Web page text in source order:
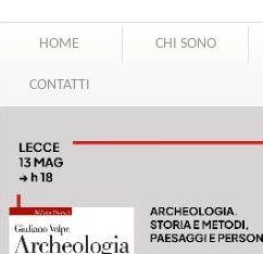
HOME CHI SONO
CONTATTI